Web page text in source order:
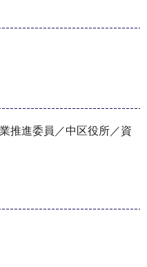
推進委員／中区役所／資